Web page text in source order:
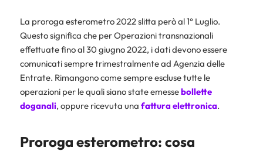
La proroga esterometro 2022 slitta però al 1° Luglio.
Questo significa che per Operazioni transnazionali
effettuate fino al 30 giugno 2022, i dati devono essere
comunicati sempre trimestralmente ad Agenzia delle
Entrate. Rimangono come sempre escluse tutte le
operazioni per le quali siano state emessebollette
doganali, oppure ricevuta una fattura elettronica.
Proroga esterometro: cosa